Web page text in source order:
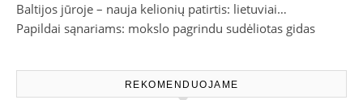
Baltijos jūroje – nauja kelionių patirtis: lietuviai…
Papildai sąnariams: mokslo pagrindu sudėliotas gidas
REKOMENDUOJAME